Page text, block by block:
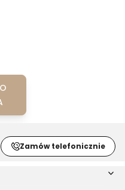
Zamów telefonicznie